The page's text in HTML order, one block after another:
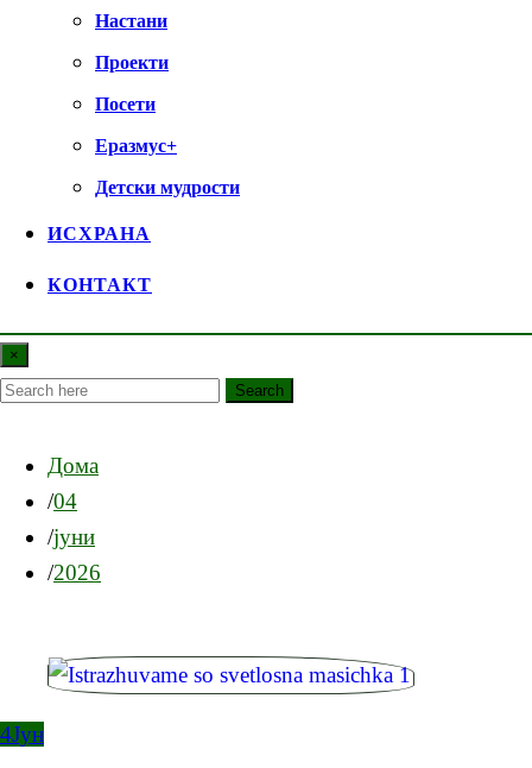
Настани
Проекти
Посети
Еразмус+
Детски мудрости
ИСХРАНА
КОНТАКТ
×
Search
Дома
04
јуни
2026
4Јун